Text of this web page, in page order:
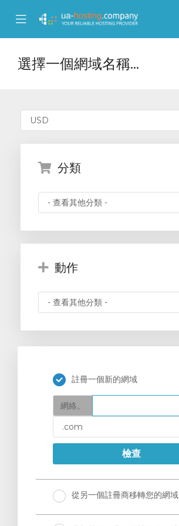
Mobile
Menu
選擇一個網域名稱...
分類
動作
註冊一個新的網域
網絡。
檢查
從另一個註冊商移轉您的網域